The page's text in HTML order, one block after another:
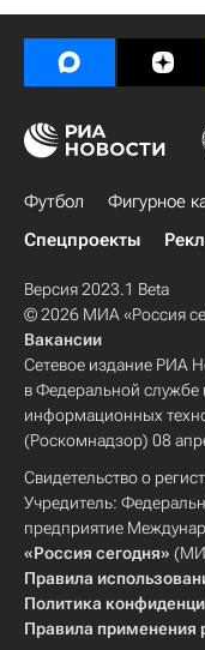
Футбол Фигурное
Спецпроекты
Версия 2023.1 Beta
© 2026 МИА «Россия
Вакансии
Сетевое издание РИА
в Федеральной службе
информационных
(Роскомнадзор) 08
Свидетельство о
Учредитель:
предприятие
«Россия сегодня»
Правила
Политика
Правила применения